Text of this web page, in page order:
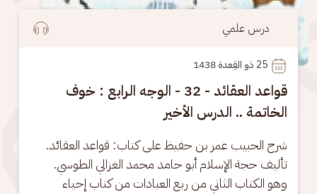
درس علمي
25
قواعد العقائد - 32 - الوجه الرابع : خوف
الخاتمة .. الدرس الأخير
شرح الحبيب عمر بن حفيظ على كتاب: قواعد العقائد.
تأليف حجة الإسلام أبو حامد محمد الغزالي الطوسي.
وهو الكتاب الثاني من ربع العبادات من كتاب إحياء